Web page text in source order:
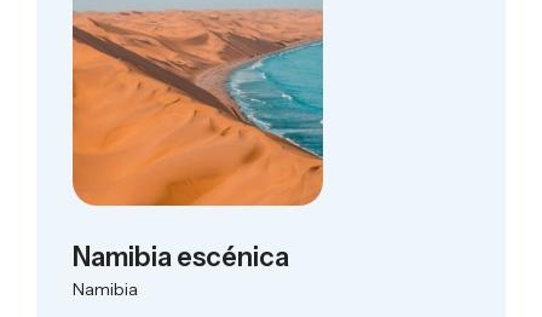
Namibia escénica
Namibia